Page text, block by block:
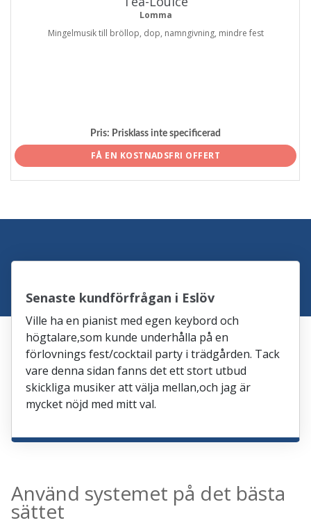
Lomma
Mingelmusik till bröllop, dop, namngivning, mindre fest
Pris: Prisklass inte specificerad
FÅ EN KOSTNADSFRI OFFERT
Senaste kundförfrågan i Eslöv
Ville ha en pianist med egen keybord och
högtalare,som kunde underhålla på en
förlovnings fest/cocktail party i trädgården. Tack
vare denna sidan fanns det ett stort utbud
skickliga musiker att välja mellan,och jag är
mycket nöjd med mitt val.
Använd systemet på det bästa
sättet